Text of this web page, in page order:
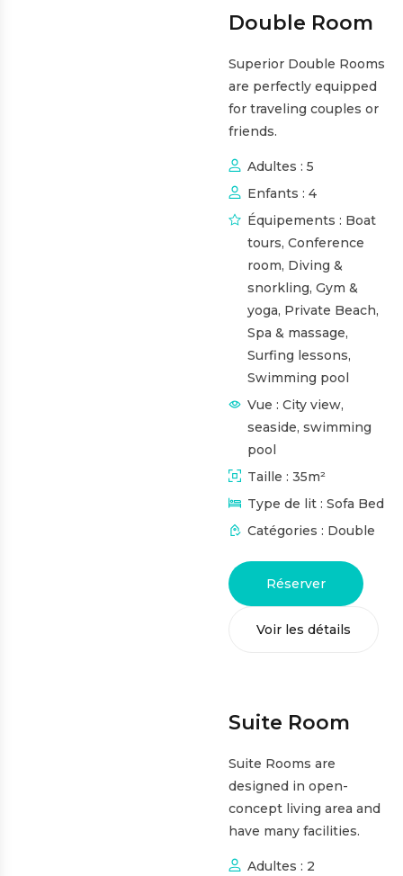
Double Room
Superior Double Rooms
are perfectly equipped
for traveling couples or
friends.
Adultes : 5
Enfants : 4
Équipements : Boat
tours, Conference
room, Diving &
snorkling, Gym &
yoga, Private Beach,
Spa & massage,
Surfing lessons,
Swimming pool
Vue : City view,
seaside, swimming
pool
Taille : 35m²
Type de lit : Sofa Bed
Catégories : Double
Réserver
Voir les détails
Suite Room
Suite Rooms are
designed in open-
concept living area and
have many facilities.
Adultes : 2